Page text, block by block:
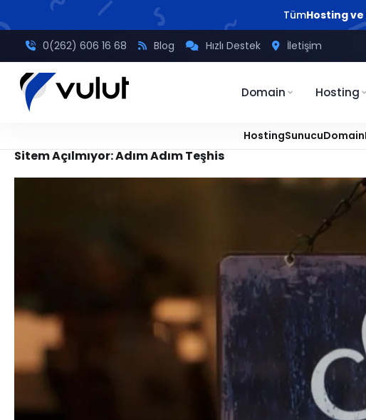
TümHosting
0(262) 606 16 68 Blog Hızlı Destek İletişim
Domain Hosting
HostingSunucuDomain
Vulut Blog: Hosting & Sunucu Rehberleri
Sitem Açılmıyor: Adım Adım Teşhis